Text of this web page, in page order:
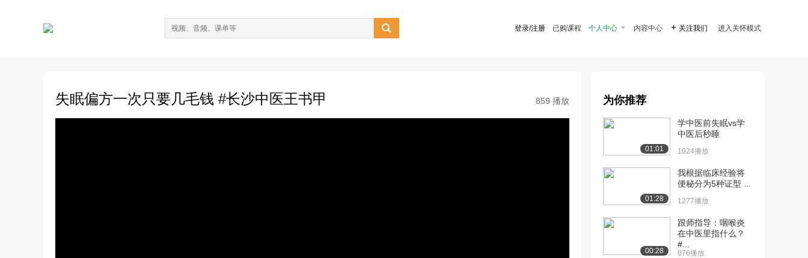
 登录/注册 已购课程 个人中心  内容中心  关注我们 进入关怀模式
失眠偏方一次只要几毛钱 #长沙中医王书甲 859 播放 为你推荐
01:01
学中医前失眠vs学
中医后秒睡
1024播放
01:28
我根据临床经验将
便秘分为5种证型 ...
1277播放
00:28
跟师指导：咽喉炎
在中医里指什么？
#...
876播放